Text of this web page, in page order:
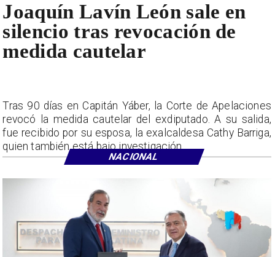
Joaquín Lavín León sale en
silencio tras revocación de
medida cautelar
Tras 90 días en Capitán Yáber, la Corte de Apelaciones
revocó la medida cautelar del exdiputado. A su salida,
fue recibido por su esposa, la exalcaldesa Cathy Barriga,
quien también está bajo investigación.
NACIONAL